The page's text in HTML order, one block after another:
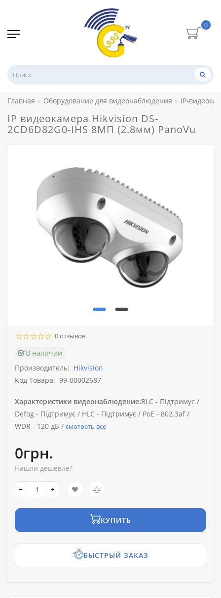
0
Главная Оборудование для видеонаблюдения IP-
IP видеокамера Hikvision DS-
2CD6D82G0-IHS 8МП (2.8мм) PanoVu
0 отзывов
В наличии
Производитель: Hikvision
Код Товара: 99-00002687
Характеристики видеонаблюдение:BLC - Підтримує /
Defog - Підтримує / HLC - Підтримує / PoE - 802.3af /
WDR - 120 дБ / смотреть все
0грн.
Нашли дешевле?
КУПИТЬ
БЫСТРЫЙ ЗАКАЗ